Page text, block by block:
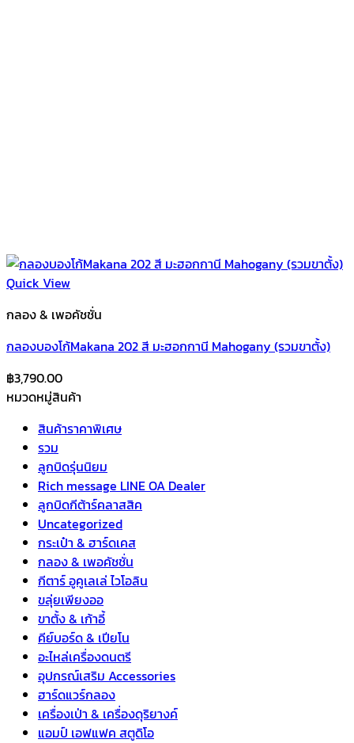
Quick View
กลอง & เพอคัชชั่น
กลองบองโก้Makana 202 สี มะฮอกกานี Mahogany (รวมขาตั้ง)
฿3,790.00
หมวดหมู่สินค้า
สินค้าราคาพิเศษ
รวม
ลูกบิดรุ่นนิยม
Rich message LINE OA Dealer
ลูกบิดกีต้าร์คลาสสิค
Uncategorized
กระเป๋า & ฮาร์ดเคส
กลอง & เพอคัชชั่น
กีตาร์ อูคูเลเล่ ไวโอลิน
ขลุ่ยเพียงออ
ขาตั้ง & เก้าอี้
คีย์บอร์ด & เปียโน
อะไหล่เครื่องดนตรี
อุปกรณ์เสริม Accessories
ฮาร์ดแวร์กลอง
เครื่องเป่า & เครื่องดุริยางค์
แอมป์ เอฟแฟค สตูดิโอ